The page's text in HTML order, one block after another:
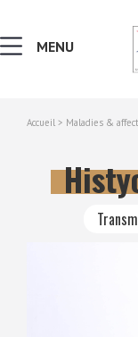
MENU
Accueil > Maladies &